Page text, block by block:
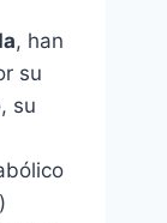
, han
su
su